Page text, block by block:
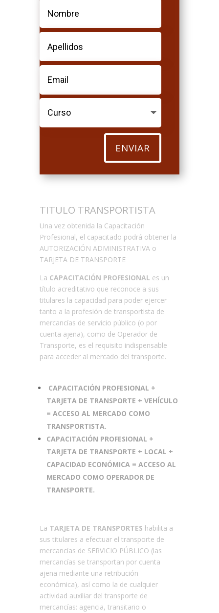
ENVIAR
TITULO TRANSPORTISTA
Una vez obtenida la Capacitación
Profesional, el capacitado podrá obtener la
AUTORIZACIÓN ADMINISTRATIVA o
TARJETA DE TRANSPORTE
La CAPACITACIÓN PROFESIONAL es un
título acreditativo que reconoce a sus
titulares la capacidad para poder ejercer
tanto a la profesión de transportista de
mercancías de servicio público (o por
cuenta ajena), como de Operador de
Transporte, es el requisito indispensable
para acceder al mercado del transporte.
CAPACITACIÓN PROFESIONAL +
TARJETA DE TRANSPORTE + VEHÍCULO
= ACCESO AL MERCADO COMO
TRANSPORTISTA.
CAPACITACIÓN PROFESIONAL +
TARJETA DE TRANSPORTE + LOCAL +
CAPACIDAD ECONÓMICA = ACCESO AL
MERCADO COMO OPERADOR DE
TRANSPORTE.
La TARJETA DE TRANSPORTES habilita a
sus titulares a efectuar el transporte de
mercancías de SERVICIO PÚBLICO (las
mercancías se transportan por cuenta
ajena mediante una retribución
económica), así como la de cualquier
actividad auxiliar del transporte de
mercancías: agencia, transitario o